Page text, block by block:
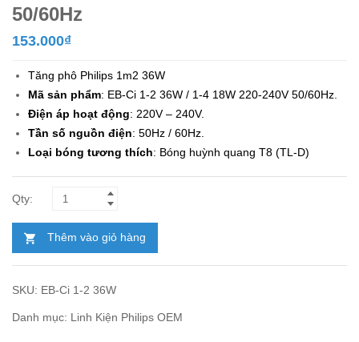
50/60Hz
153.000₫
Tăng phô Philips 1m2 36W
Mã sản phẩm: EB-Ci 1-2 36W / 1-4 18W 220-240V 50/60Hz.
Điện áp hoạt động: 220V – 240V.
Tần số nguồn điện: 50Hz / 60Hz.
Loại bóng tương thích: Bóng huỳnh quang T8 (TL-D)
Thêm vào giỏ hàng
SKU: EB-Ci 1-2 36W
Danh mục: Linh Kiện Philips OEM